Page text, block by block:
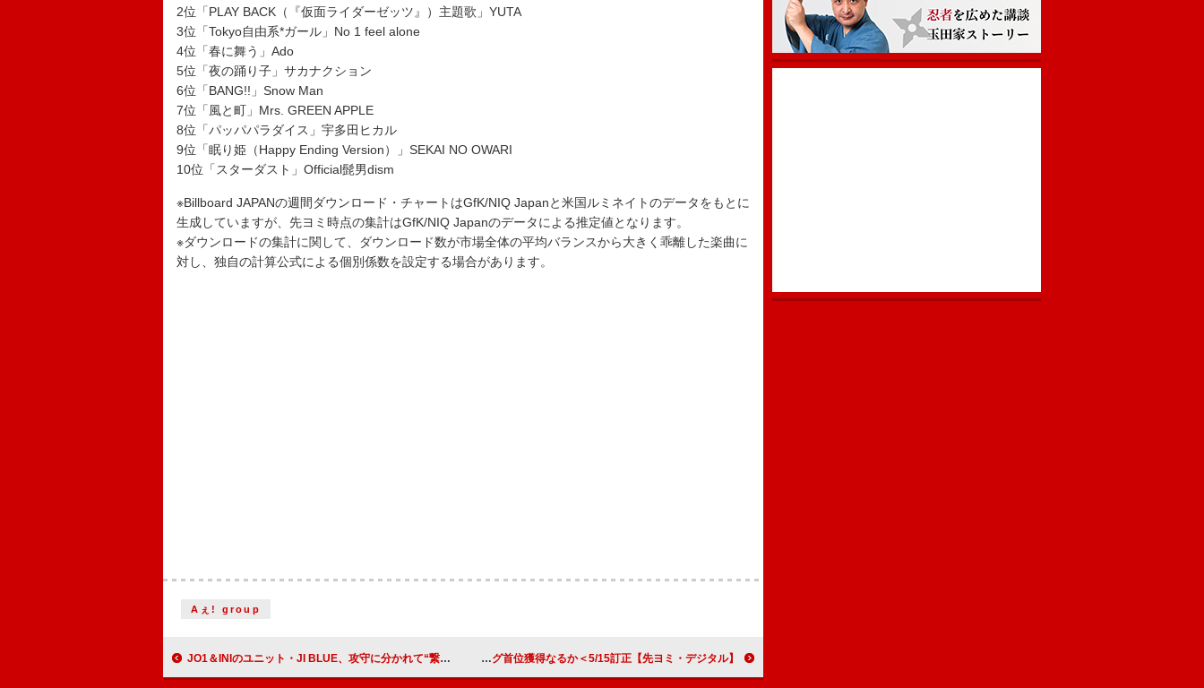
2位「PLAY BACK（『仮面ライダーゼッツ』）主題歌」YUTA
3位「Tokyo自由系*ガール」No 1 feel alone
4位「春に舞う」Ado
5位「夜の踊り子」サカナクション
6位「BANG!!」Snow Man
7位「風と町」Mrs. GREEN APPLE
8位「パッパパラダイス」宇多田ヒカル
9位「眠り姫（Happy Ending Version）」SEKAI NO OWARI
10位「スターダスト」Official髭男dism
※Billboard JAPANの週間ダウンロード・チャートはGfK/NIQ Japanと米国ルミネイトのデータをもとに
生成していますが、先ヨミ時点の集計はGfK/NIQ Japanのデータによる推定値となります。
※ダウンロードの集計に関して、ダウンロード数が市場全体の平均バランスから大きく乖離した楽曲に
対し、独自の計算公式による個別係数を設定する場合があります。
Aぇ! group
JO1＆INIのユニット・JI BLUE、攻守に分かれて“繋がる”『ViVi』表紙を飾る 【先ヨミ・デジタル】サカナクション「夜の踊り子」ストリーミング・ソング首位走行中 自身初のストリーミング首位獲得なるか＜5/15訂正＞